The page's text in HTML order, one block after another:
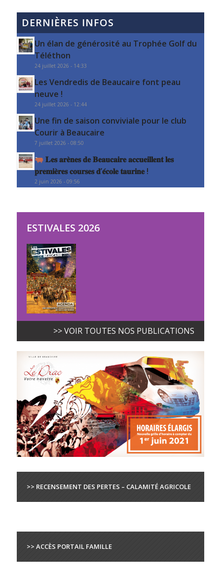
DERNIÈRES INFOS
Un élan de générosité au Trophée Golf du
Téléthon
24 juillet 2026 - 14:33
Les Vendredis de Beaucaire font peau
neuve !
24 juillet 2026 - 12:44
Une fin de saison conviviale pour le club
Courir à Beaucaire
7 juillet 2026 - 08:50
𝐋𝐞𝐬 𝐚𝐫𝐞̀𝐧𝐞𝐬 𝐝𝐞 𝐁𝐞𝐚𝐮𝐜𝐚𝐢𝐫𝐞 𝐚𝐜𝐜𝐮𝐞𝐢𝐥𝐥𝐞𝐧𝐭 𝐥𝐞𝐬
𝐩𝐫𝐞𝐦𝐢𝐞̀𝐫𝐞𝐬 𝐜𝐨𝐮𝐫𝐬𝐞𝐬 𝐝’𝐞́𝐜𝐨𝐥𝐞 𝐭𝐚𝐮𝐫𝐢𝐧𝐞 !
2 juin 2026 - 09:56
ESTIVALES 2026
>> VOIR TOUTES NOS PUBLICATIONS
>> RECENSEMENT DES PERTES – CALAMITÉ AGRICOLE
>> ACCÈS PORTAIL FAMILLE